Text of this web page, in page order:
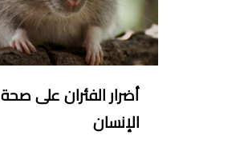
أضرار الفئران على صحة
الإنسان